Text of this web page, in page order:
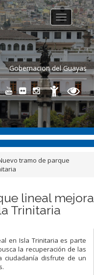
Gobernacion del Guayas
Toggle
navigation
tramo de parque
lineal mejora
Trinitaria
en Isla Trinitaria es parte
la recuperación de las
ciudadanía disfrute de un